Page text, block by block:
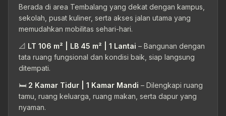
Berada di area Tembalang yang dekat dengan kampus,
sekolah, pusat kuliner, serta akses jalan utama yang
memudahkan mobilitas sehari-hari.
📐 LT 106 m² | LB 45 m² | 1 Lantai – Bangunan dengan
tata ruang fungsional dan kondisi baik, siap langsung
ditempati.
🛏 2 Kamar Tidur | 1 Kamar Mandi – Dilengkapi ruang
tamu, ruang keluarga, ruang makan, serta dapur yang
nyaman.